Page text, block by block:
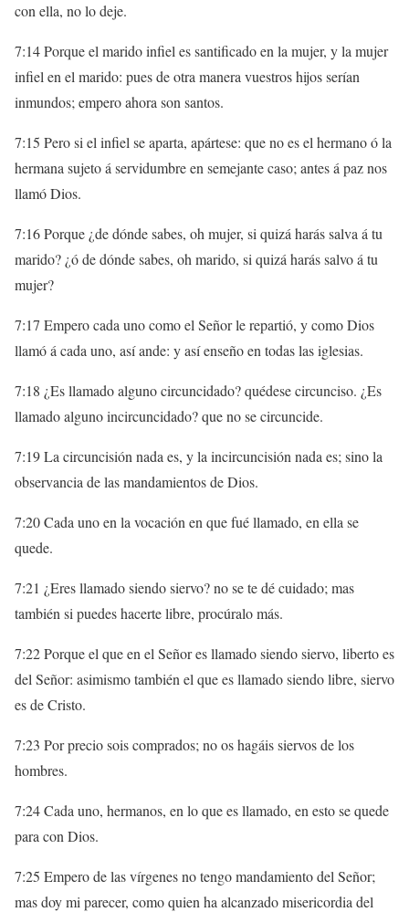
con ella, no lo deje.
7:14 Porque el marido infiel es santificado en la mujer, y la mujer
infiel en el marido: pues de otra manera vuestros hijos serían
inmundos; empero ahora son santos.
7:15 Pero si el infiel se aparta, apártese: que no es el hermano ó la
hermana sujeto á servidumbre en semejante caso; antes á paz nos
llamó Dios.
7:16 Porque ¿de dónde sabes, oh mujer, si quizá harás salva á tu
marido? ¿ó de dónde sabes, oh marido, si quizá harás salvo á tu
mujer?
7:17 Empero cada uno como el Señor le repartió, y como Dios
llamó á cada uno, así ande: y así enseño en todas las iglesias.
7:18 ¿Es llamado alguno circuncidado? quédese circunciso. ¿Es
llamado alguno incircuncidado? que no se circuncide.
7:19 La circuncisión nada es, y la incircuncisión nada es; sino la
observancia de las mandamientos de Dios.
7:20 Cada uno en la vocación en que fué llamado, en ella se
quede.
7:21 ¿Eres llamado siendo siervo? no se te dé cuidado; mas
también si puedes hacerte libre, procúralo más.
7:22 Porque el que en el Señor es llamado siendo siervo, liberto es
del Señor: asimismo también el que es llamado siendo libre, siervo
es de Cristo.
7:23 Por precio sois comprados; no os hagáis siervos de los
hombres.
7:24 Cada uno, hermanos, en lo que es llamado, en esto se quede
para con Dios.
7:25 Empero de las vírgenes no tengo mandamiento del Señor;
mas doy mi parecer, como quien ha alcanzado misericordia del